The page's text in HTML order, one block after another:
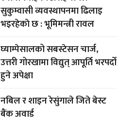
सुकुम्वासी व्यवस्थापनमा ढिलाइ
भइरहेकाे छ : भूमिमन्त्री रावल
घ्याम्पेसालको सबस्टेसन चार्ज,
उत्तरी गोरखामा विद्युत् आपूर्ति भरपर्दो
हुने अपेक्षा
नबिल र शाइन रेसुंगाले जिते बेस्ट
बैंक अवार्ड